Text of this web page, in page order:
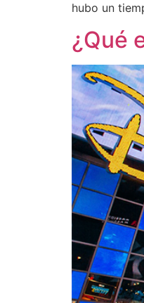
hubo un
¿Qué